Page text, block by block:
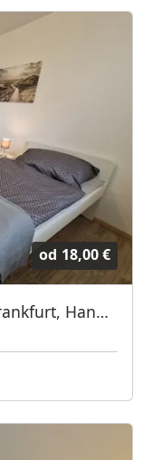
od 18,00 €
Wohnungen in Offenbach, Frankfurt, Hanau, Eschborn und Umgebung